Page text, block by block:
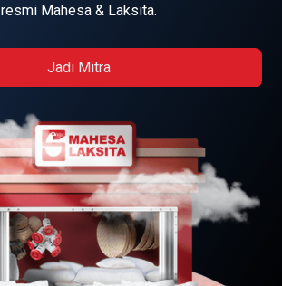
resmi Mahesa & Laksita.
Jadi Mitra